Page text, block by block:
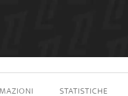
5
STATISTICHE